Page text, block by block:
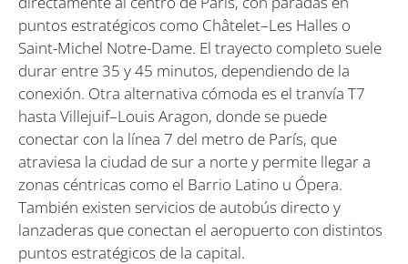
puntos estratégicos como Châtelet–Les Halles o
Saint-Michel Notre-Dame. El trayecto completo suele
durar entre 35 y 45 minutos, dependiendo de la
conexión. Otra alternativa cómoda es el tranvía T7
hasta Villejuif–Louis Aragon, donde se puede
conectar con la línea 7 del metro de París, que
atraviesa la ciudad de sur a norte y permite llegar a
zonas céntricas como el Barrio Latino u Ópera.
También existen servicios de autobús directo y
lanzaderas que conectan el aeropuerto con distintos
puntos estratégicos de la capital.